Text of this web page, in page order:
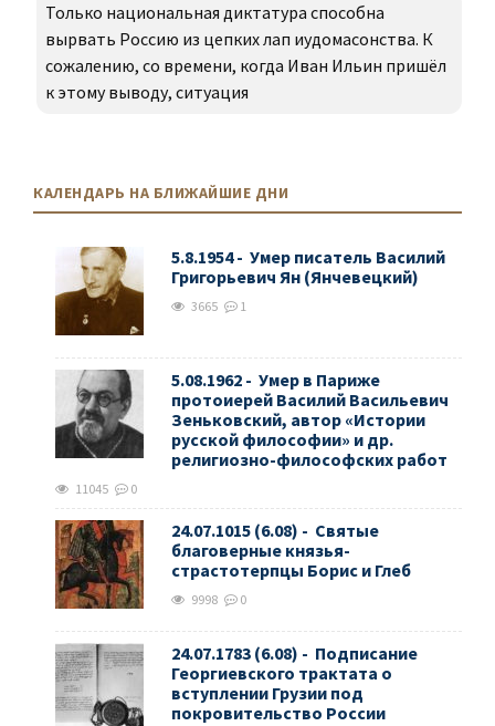
Только национальная диктатура способна
вырвать Россию из цепких лап иудомасонства. К
сожалению, со времени, когда Иван Ильин пришёл
к этому выводу, ситуация
КАЛЕНДАРЬ НА БЛИЖАЙШИЕ ДНИ
5.8.1954 - Умер писатель Василий
Григорьевич Ян (Янчевецкий)
3665 1
5.08.1962 - Умер в Париже
протоиерей Василий Васильевич
Зеньковский, автор «Истории
русской философии» и др.
религиозно-философских работ
11045 0
24.07.1015 (6.08) - Святые
благоверные князья-
страстотерпцы Борис и Глеб
9998 0
24.07.1783 (6.08) - Подписание
Георгиевского трактата о
вступлении Грузии под
покровительство России